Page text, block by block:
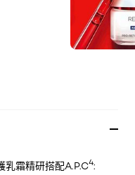
乳霜精研搭配A.P.C4: